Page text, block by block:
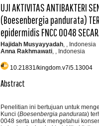
UJI AKTIVITAS ANTIBAKTERI
(Boesenbergia pandurata)
epidermidis FNCC 0048
Hajidah Musyayyadah, , Indonesia
Anna Rakhmawati, , Indonesia
10.21831/kingdom.v7i5.13004
Abstract
Penelitian ini bertujuan untuk
Kunci (Boesenbergia pandurata)
0048 serta untuk mengetahui